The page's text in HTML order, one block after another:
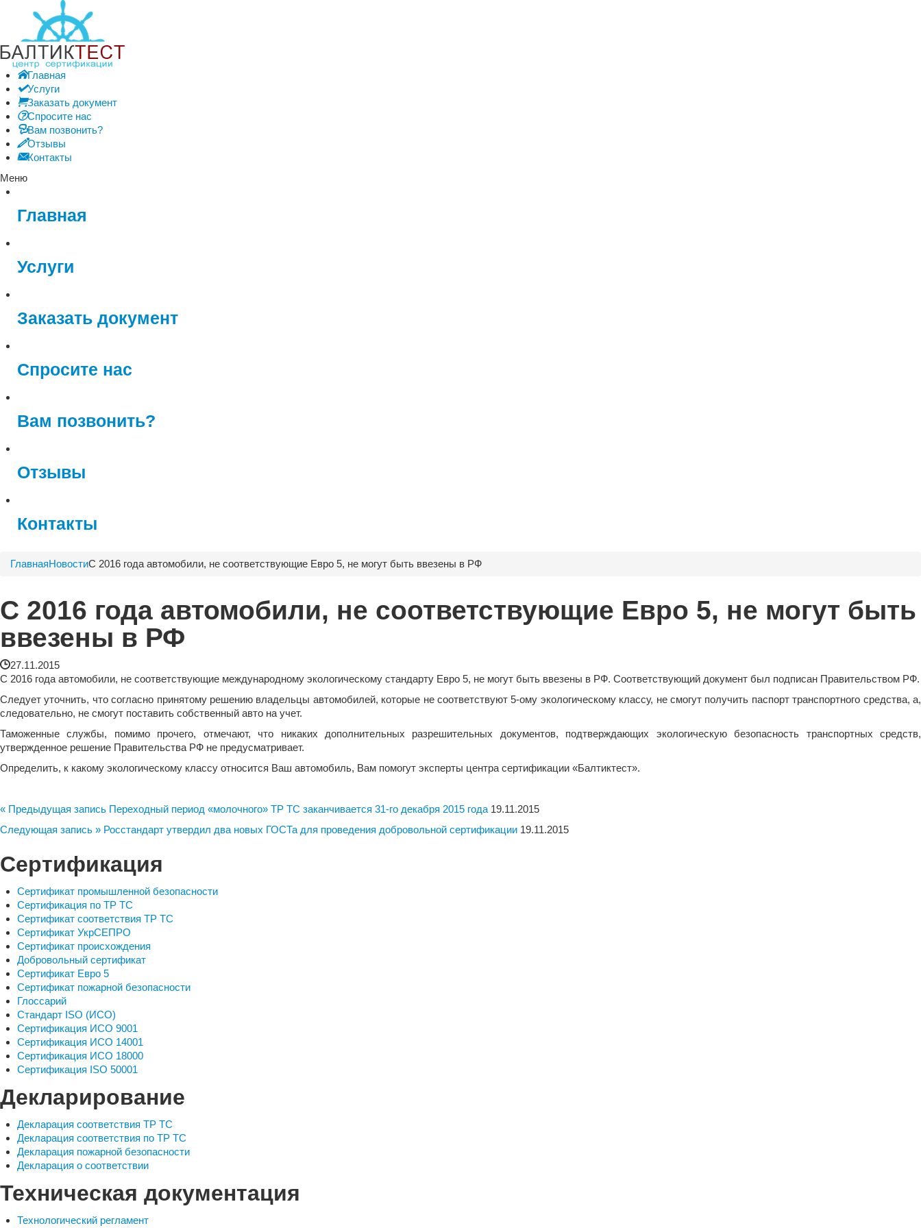
Главная
Услуги
Заказать документ
Спросите нас
Вам позвонить?
Отзывы
Контакты
Меню
Главная
Услуги
Заказать документ
Спросите нас
Вам позвонить?
Отзывы
Контакты
ГлавнаяНовостиС 2016 года автомобили, не соответствующие Евро 5, не могут быть ввезены в РФ
С 2016 года автомобили, не соответствующие Евро 5, не могут быть
ввезены в РФ
27.11.2015
С 2016 года автомобили, не соответствующие международному экологическому стандарту Евро 5, не могут быть ввезены в РФ. Соответствующий документ был подписан Правительством РФ.
Следует уточнить, что согласно принятому решению владельцы автомобилей, которые не соответствуют 5-ому экологическому классу, не смогут получить паспорт транспортного средства, а,
следовательно, не смогут поставить собственный авто на учет.
Таможенные службы, помимо прочего, отмечают, что никаких дополнительных разрешительных документов, подтверждающих экологическую безопасность транспортных средств,
утвержденное решение Правительства РФ не предусматривает.
Определить, к какому экологическому классу относится Ваш автомобиль, Вам помогут эксперты центра сертификации «Балтиктест».
« Предыдущая запись Переходный период «молочного» ТР ТС заканчивается 31-го декабря 2015 года 19.11.2015
Следующая запись » Росстандарт утвердил два новых ГОСТа для проведения добровольной сертификации 19.11.2015
Сертификация
Сертификат промышленной безопасности
Сертификация по ТР ТС
Сертификат соответствия ТР ТС
Сертификат УкрСЕПРО
Сертификат происхождения
Добровольный сертификат
Сертификат Евро 5
Сертификат пожарной безопасности
Глоссарий
Стандарт ISO (ИСО)
Сертификация ИСО 9001
Сертификация ИСО 14001
Сертификация ИСО 18000
Сертификация ISO 50001
Декларирование
Декларация соответствия ТР ТС
Декларация соответствия по ТР ТС
Декларация пожарной безопасности
Декларация о соответствии
Техническая документация
Технологический регламент